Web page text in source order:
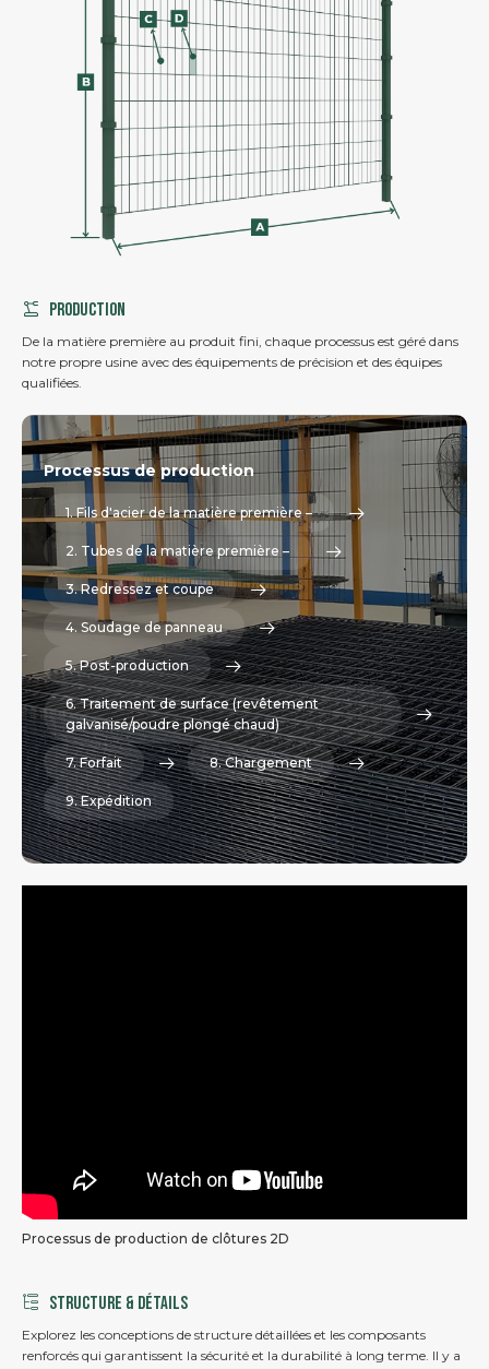
Production
De la matière première au produit fini, chaque processus est géré dans
notre propre usine avec des équipements de précision et des équipes
qualifiées.
Processus de production
1. Fils d'acier de la matière première –
2. Tubes de la matière première –
3. Redressez et coupe
4. Soudage de panneau
5. Post-production
6. Traitement de surface (revêtement
galvanisé/poudre plongé chaud)
7. Forfait 8. Chargement
9. Expédition
Processus de production de clôtures 2D
STRUCTURE & DÉTAILS
Explorez les conceptions de structure détaillées et les composants
renforcés qui garantissent la sécurité et la durabilité à long terme. Il y a